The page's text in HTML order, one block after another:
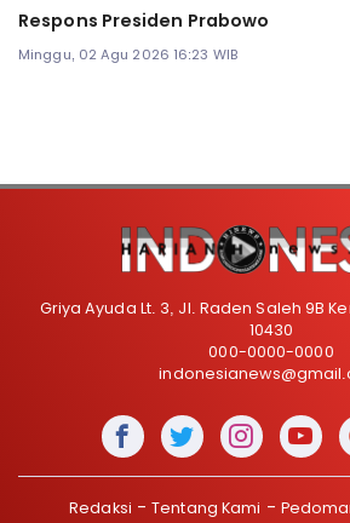
Respons Presiden Prabowo
Minggu, 02 Agu 2026 16:23 WIB
Griya Ayuda Lt. 3, Jl. Raden Saleh 9B
10430
000-0000-0000
Redaksi Tentang Kami